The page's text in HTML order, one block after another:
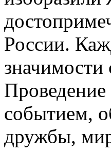
России.
значимости
событием,
дружбы,